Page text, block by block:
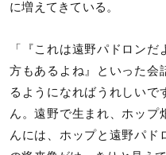
に増えてきている。
「『これは遠野パドロン
方もあるよね』といった会
るようになればうれしいで
ん。遠野で生まれ、ホップ
んには、ホップと遠野パド